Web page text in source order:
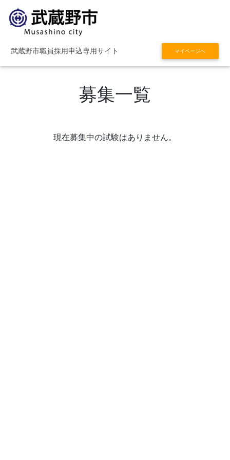
武蔵野市職員採用申込専用サイト マイページへ
募集一覧
現在募集中の試験はありません。